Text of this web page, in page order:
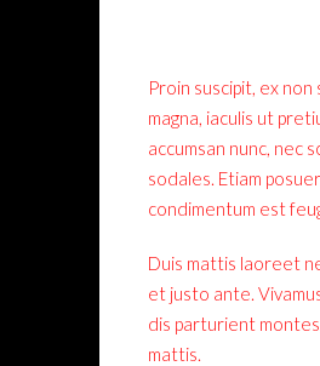
Proin suscipit, ex
magna, iaculis ut
accumsan nunc, nec
sodales. Etiam
condimentum est
Duis mattis laoreet
et justo ante.
dis parturient
mattis.